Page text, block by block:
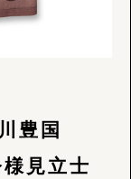
豊国
見立士